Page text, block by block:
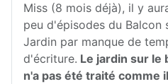
Miss (8 mois déjà), il y
peu d'épisodes du Balcon
Jardin par manque de
d'écriture. Le jardin sur le
n'a pas été traité comme